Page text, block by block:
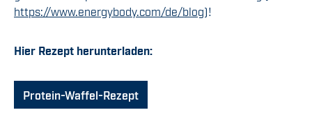
https://www.energybody.com/de/blog)!
Hier Rezept herunterladen:
Protein-Waffel-Rezept